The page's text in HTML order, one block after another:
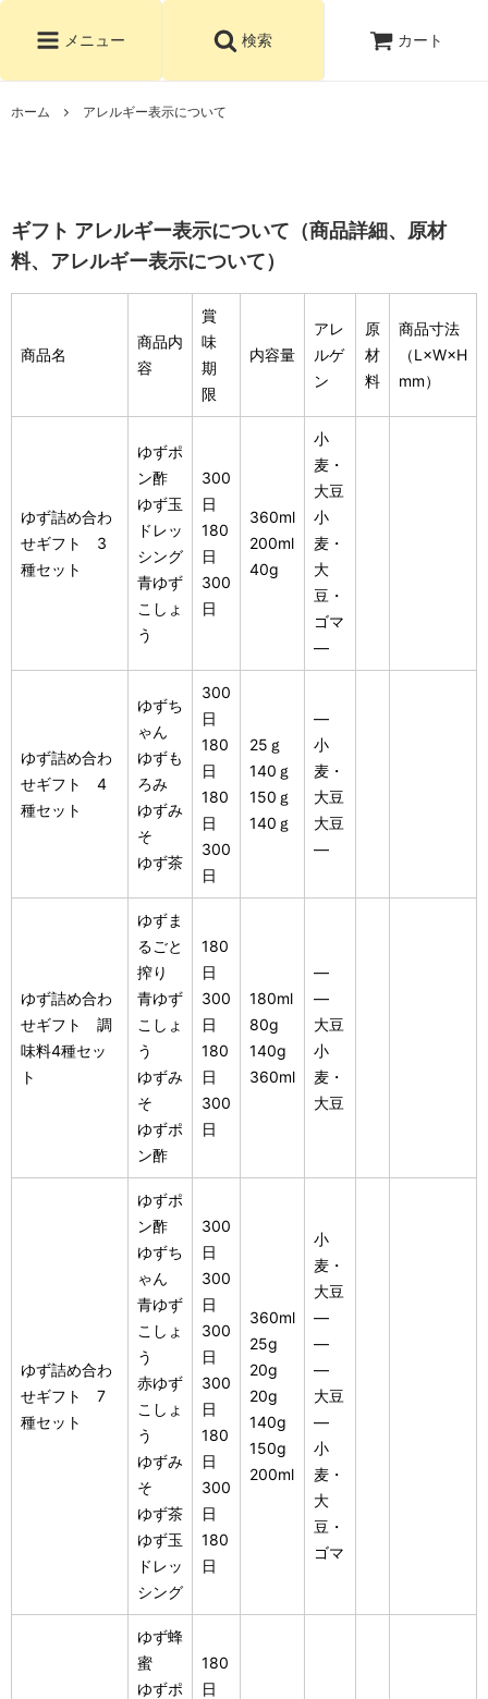
メニュー 検索 カート
ホーム アレルギー表示について
ギフト アレルギー表示について（商品詳細、原材
料、アレルギー表示について）
商品名
商品内
容
賞
味
期
限
内容量
アレ
ルゲ
ン
原
材
料
商品寸法
（L×W×H
mm）
ゆず詰め合わ
せギフト 3
種セット
ゆずポ
ン酢
ゆず玉
ドレッ
シング
青ゆず
こしょ
う
300
日
180
日
300
日
360ml
200ml
40g
小
麦・
大豆
小
麦・
大
豆・
ゴマ
―
ゆず詰め合わ
せギフト 4
種セット
ゆずち
ゃん
ゆずも
ろみ
ゆずみ
そ
ゆず茶
300
日
180
日
180
日
300
日
25ｇ
140ｇ
150ｇ
140ｇ
―
小
麦・
大豆
大豆
―
ゆず詰め合わ
せギフト 調
味料4種セッ
ト
ゆずま
るごと
搾り
青ゆず
こしょ
う
ゆずみ
そ
ゆずポ
ン酢
180
日
300
日
180
日
300
日
180ml
80g
140g
360ml
―
―
大豆
小
麦・
大豆
ゆず詰め合わ
せギフト 7
種セット
ゆずポ
ン酢
ゆずち
ゃん
青ゆず
こしょ
う
赤ゆず
こしょ
う
ゆずみ
そ
ゆず茶
ゆず玉
ドレッ
シング
300
日
300
日
300
日
300
日
180
日
300
日
180
日
360ml
25g
20g
20g
140g
150g
200ml
小
麦・
大豆
―
―
―
大豆
―
小
麦・
大
豆・
ゴマ
ゆず蜂
蜜
ゆずポ
180
日